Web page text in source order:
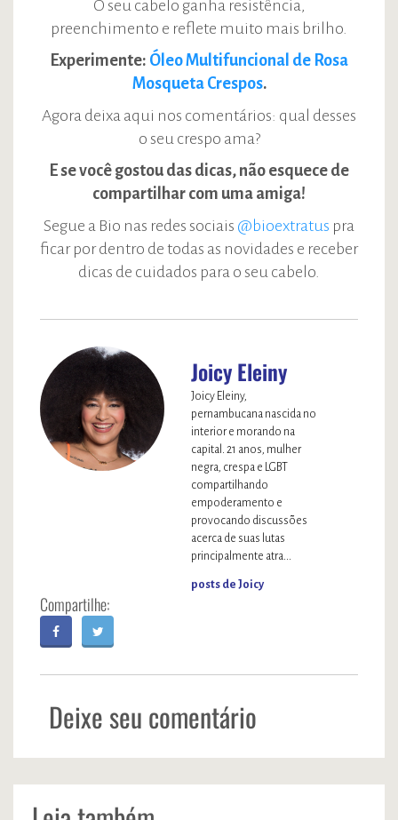
O seu cabelo ganha resistência,
preenchimento e reflete muito mais brilho.
Experimente: Óleo Multifuncional de Rosa
Mosqueta Crespos.
Agora deixa aqui nos comentários: qual desses
o seu crespo ama?
E se você gostou das dicas, não esquece de
compartilhar com uma amiga!
Segue a Bio nas redes sociais @bioextratus pra
ficar por dentro de todas as novidades e receber
dicas de cuidados para o seu cabelo.
Joicy Eleiny
Joicy Eleiny,
pernambucana nascida no
interior e morando na
capital. 21 anos, mulher
negra, crespa e LGBT
compartilhando
empoderamento e
provocando discussões
acerca de suas lutas
principalmente atra...
posts de Joicy
Deixe seu comentário